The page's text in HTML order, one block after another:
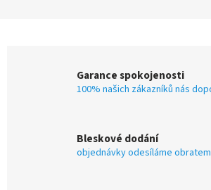
Garance spokojenosti
100% našich zákazníků nás
Bleskové dodání
objednávky odesíláme obratem